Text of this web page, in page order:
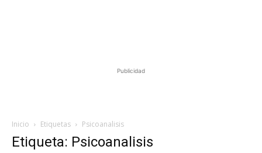
Publicidad
Inicio Etiquetas Psicoanalisis
Etiqueta: Psicoanalisis